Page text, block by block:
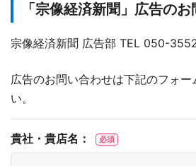
「宗像経済新聞」広告の
宗像経済新聞 広告部 TEL 050-
広告のお問い合わせは下記のフォー
い。
貴社・貴店名： 必須